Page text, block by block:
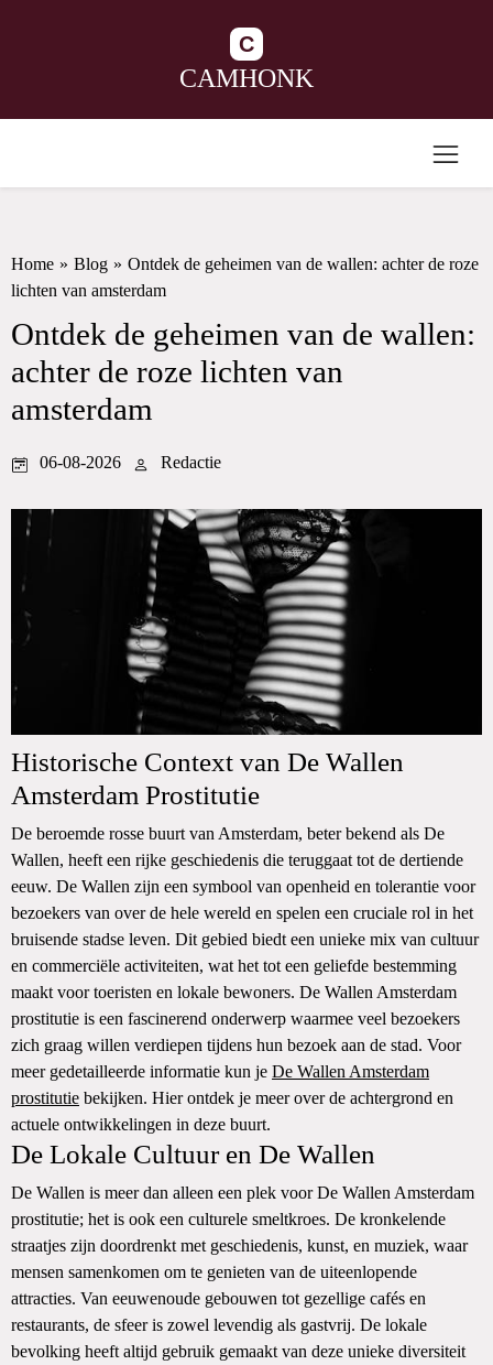
C
CAMHONK
Home » Blog » Ontdek de geheimen van de wallen: achter de roze
lichten van amsterdam
Ontdek de geheimen van de wallen:
achter de roze lichten van
amsterdam
06-08-2026 Redactie
Historische Context van De Wallen
Amsterdam Prostitutie
De beroemde rosse buurt van Amsterdam, beter bekend als De
Wallen, heeft een rijke geschiedenis die teruggaat tot de dertiende
eeuw. De Wallen zijn een symbool van openheid en tolerantie voor
bezoekers van over de hele wereld en spelen een cruciale rol in het
bruisende stadse leven. Dit gebied biedt een unieke mix van cultuur
en commerciële activiteiten, wat het tot een geliefde bestemming
maakt voor toeristen en lokale bewoners. De Wallen Amsterdam
prostitutie is een fascinerend onderwerp waarmee veel bezoekers
zich graag willen verdiepen tijdens hun bezoek aan de stad. Voor
meer gedetailleerde informatie kun je De Wallen Amsterdam
prostitutie bekijken. Hier ontdek je meer over de achtergrond en
actuele ontwikkelingen in deze buurt.
De Lokale Cultuur en De Wallen
De Wallen is meer dan alleen een plek voor De Wallen Amsterdam
prostitutie; het is ook een culturele smeltkroes. De kronkelende
straatjes zijn doordrenkt met geschiedenis, kunst, en muziek, waar
mensen samenkomen om te genieten van de uiteenlopende
attracties. Van eeuwenoude gebouwen tot gezellige cafés en
restaurants, de sfeer is zowel levendig als gastvrij. De lokale
bevolking heeft altijd gebruik gemaakt van deze unieke diversiteit